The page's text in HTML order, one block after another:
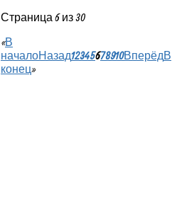
Страница 6 из 30
«В
началоНазад12345678910ВперёдВ
конец»